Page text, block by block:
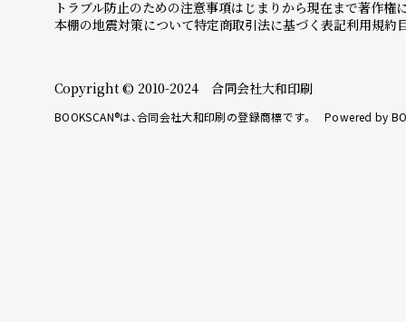
トラブル防止のための注意事項はじまりから現在まで著作権
本棚の地震対策について特定商取引法に基づく表記利用規約
Copyright © 2010-2024 合同会社大和印刷
BOOKSCAN®は、合同会社大和印刷の登録商標です。 Powered by